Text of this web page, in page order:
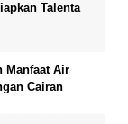
Talenta
Manfaat Air
Cairan